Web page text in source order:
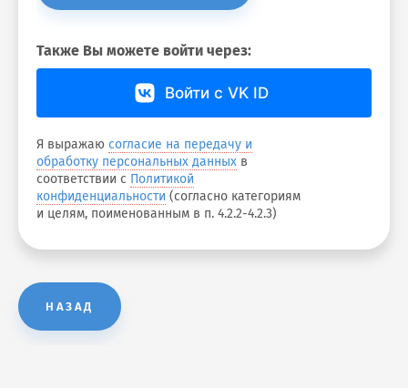
Также Вы можете войти через:
Войти с VK ID
Я выражаю согласие на передачу и
обработку персональных данных в
соответствии с Политикой
конфиденциальности (согласно категориям
и целям, поименованным в п. 4.2.2-4.2.3)
НАЗАД